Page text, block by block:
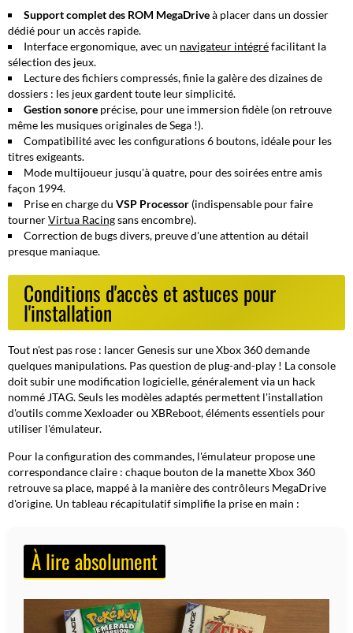
Support complet des ROM MegaDriveà placer dans un dossier
dédié pour un accès rapide.
Interface ergonomique, avec un navigateur intégréfacilitant la
sélection des jeux.
Lecture des fichiers compressés, finie la galère des dizaines de
dossiers : les jeux gardent toute leur simplicité.
Gestion sonore précise, pour une immersion fidèle (on retrouve
même les musiques originales de Sega !).
Compatibilité avec les configurations6 boutons, idéale pour les
titres exigeants.
Mode multijoueur jusqu'à quatre, pour des soirées entre amis
façon 1994.
Prise en charge du VSP Processor (indispensable pour faire
tournerVirtua Racingsans encombre).
Correction de bugs divers, preuve d'une attention au détail
presque maniaque.
Conditions d'accès et astuces pour
l'installation
Tout n'est pas rose : lancer Genesis sur une Xbox 360 demande
quelques manipulations. Pas question de plug-and-play ! La console
doit subir une modification logicielle, généralement via un hack
nommé JTAG. Seuls les modèles adaptés permettent l'installation
d'outils comme Xexloader ou XBReboot, éléments essentiels pour
utiliser l'émulateur.
Pour la configuration des commandes, l'émulateur propose une
correspondance claire : chaque bouton de la manette Xbox 360
retrouve sa place, mappé à la manière des contrôleurs MegaDrive
d'origine. Un tableau récapitulatif simplifie la prise en main :
À lire absolument